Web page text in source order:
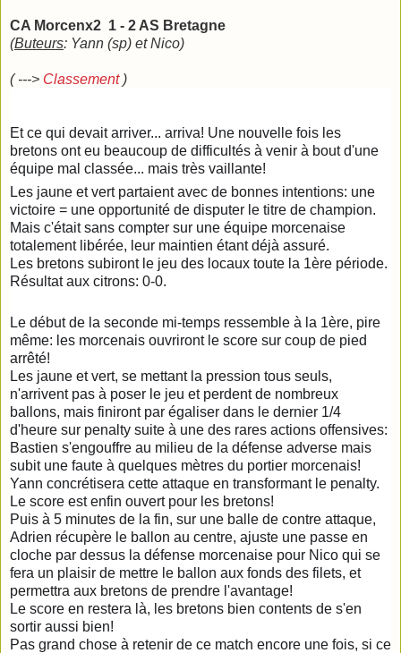
CA Morcenx2 1 - 2 AS Bretagne
(Buteurs: Yann (sp) et Nico)
( ---> Classement)
Et ce qui devait arriver... arriva! Une nouvelle fois les
bretons ont eu beaucoup de difficultés à venir à bout d'une
équipe mal classée... mais très vaillante!
Les jaune et vert partaient avec de bonnes intentions: une
victoire = une opportunité de disputer le titre de champion.
Mais c'était sans compter sur une équipe morcenaise
totalement libérée, leur maintien étant déjà assuré.
Les bretons subiront le jeu des locaux toute la 1ère période.
Résultat aux citrons: 0-0.
Le début de la seconde mi-temps ressemble à la 1ère, pire
même: les morcenais ouvriront le score sur coup de pied
arrêté!
Les jaune et vert, se mettant la pression tous seuls,
n'arrivent pas à poser le jeu et perdent de nombreux
ballons, mais finiront par égaliser dans le dernier 1/4
d'heure sur penalty suite à une des rares actions offensives:
Bastien s'engouffre au milieu de la défense adverse mais
subit une faute à quelques mètres du portier morcenais!
Yann concrétisera cette attaque en transformant le penalty.
Le score est enfin ouvert pour les bretons!
Puis à 5 minutes de la fin, sur une balle de contre attaque,
Adrien récupère le ballon au centre, ajuste une passe en
cloche par dessus la défense morcenaise pour Nico qui se
fera un plaisir de mettre le ballon aux fonds des filets, et
permettra aux bretons de prendre l'avantage!
Le score en restera là, les bretons bien contents de s'en
sortir aussi bien!
Pas grand chose à retenir de ce match encore une fois, si ce